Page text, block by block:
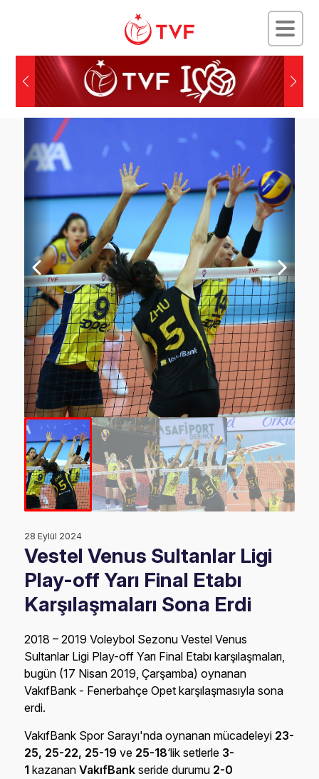
28 Eylül 2024
Vestel Venus Sultanlar Ligi
Play-off Yarı Final Etabı
Karşılaşmaları Sona Erdi
2018 – 2019 Voleybol Sezonu Vestel Venus
Sultanlar Ligi Play-off Yarı Final Etabı karşılaşmaları,
bugün (17 Nisan 2019, Çarşamba) oynanan
VakıfBank - Fenerbahçe Opet karşılaşmasıyla sona
erdi.
VakıfBank Spor Sarayı'nda oynanan mücadeleyi 23-
25, 25-22, 25-19 ve 25-18‘lik setlerle 3-
1 kazananVakıfBank seride durumu 2-0